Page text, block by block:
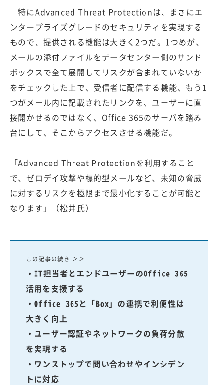
特にAdvanced Threat Protectionは、まさにエ
ンタープライズグレードのセキュリティを実現する
もので、提供される機能は大きく2つだ。1つめが、
メールの添付ファイルをデータセンター側のサンド
ボックスで全て展開してリスクが含まれていないか
をチェックした上で、受信者に配信する機能、もう1
つがメール内に記載されたリンクを、ユーザーに直
接開かせるのではなく、Office 365のサーバを踏み
台にして、そこからアクセスさせる機能だ。
「Advanced Threat Protectionを利用すること
で、ゼロデイ攻撃や標的型メールなど、未知の脅威
に対するリスクを極限まで最小化することが可能と
なります」（松井氏）
この記事の続き ＞＞
・IT担当者とエンドユーザーのOffice 365
活用を支援する
・Office 365と「Box」の連携で利便性は
大きく向上
・ユーザー認証やネットワークの負荷分散
を実現する
・ワンストップで問い合わせやインシデン
トに対応